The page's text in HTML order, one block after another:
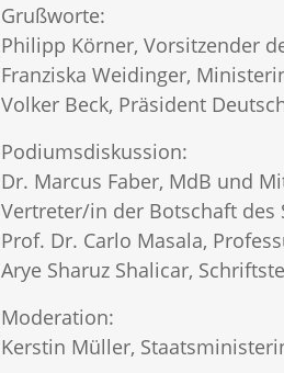
Grußworte:
Philipp Körner, Vorsitzender
Franziska Weidinger,
Volker Beck, Präsident
Podiumsdiskussion:
Dr. Marcus Faber, MdB und
Vertreter/in der Botschaft des
Prof. Dr. Carlo Masala,
Arye Sharuz Shalicar,
Moderation:
Kerstin Müller,